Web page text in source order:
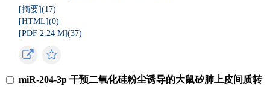
[摘要](17)
[HTML](0)
[PDF 2.24 M](37)
miR-204-3p 干预二氧化硅粉尘诱导的大鼠矽肺上皮间质转